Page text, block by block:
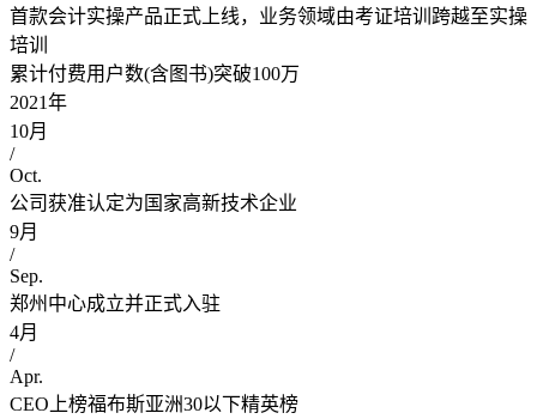
首款会计实操产品正式上线，业务领域由考证培训跨越至实操
培训
累计付费用户数(含图书)突破100万
2021年
10月
/
Oct.
公司获准认定为国家高新技术企业
9月
/
Sep.
郑州中心成立并正式入驻
4月
/
Apr.
CEO上榜福布斯亚洲30以下精英榜